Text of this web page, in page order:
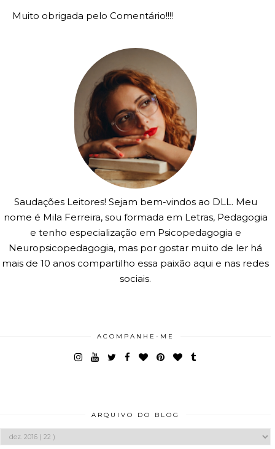
Muito obrigada pelo Comentário!!!!
Saudações Leitores! Sejam bem-vindos ao DLL. Meu
nome é Mila Ferreira, sou formada em Letras, Pedagogia
e tenho especialização em Psicopedagogia e
Neuropsicopedagogia, mas por gostar muito de ler há
mais de 10 anos compartilho essa paixão aqui e nas redes
sociais.
ACOMPANHE-ME
ARQUIVO DO BLOG